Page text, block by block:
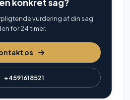
vurdering af din sag
for 24 timer.
os
+4591618521